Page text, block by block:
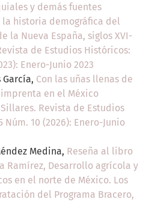
y demás fuentes
historia demográfica del
la Nueva España, siglos XVI-
de Estudios Históricos:
Enero-Junio 2023
García, Con las uñas llenas de
en el México
Sillares. Revista de Estudios
Núm. 10 (2026): Enero-Junio
Medina, Reseña al libro
Ramírez, Desarrollo agrícola y
en el norte de México. Los
del Programa Bracero,